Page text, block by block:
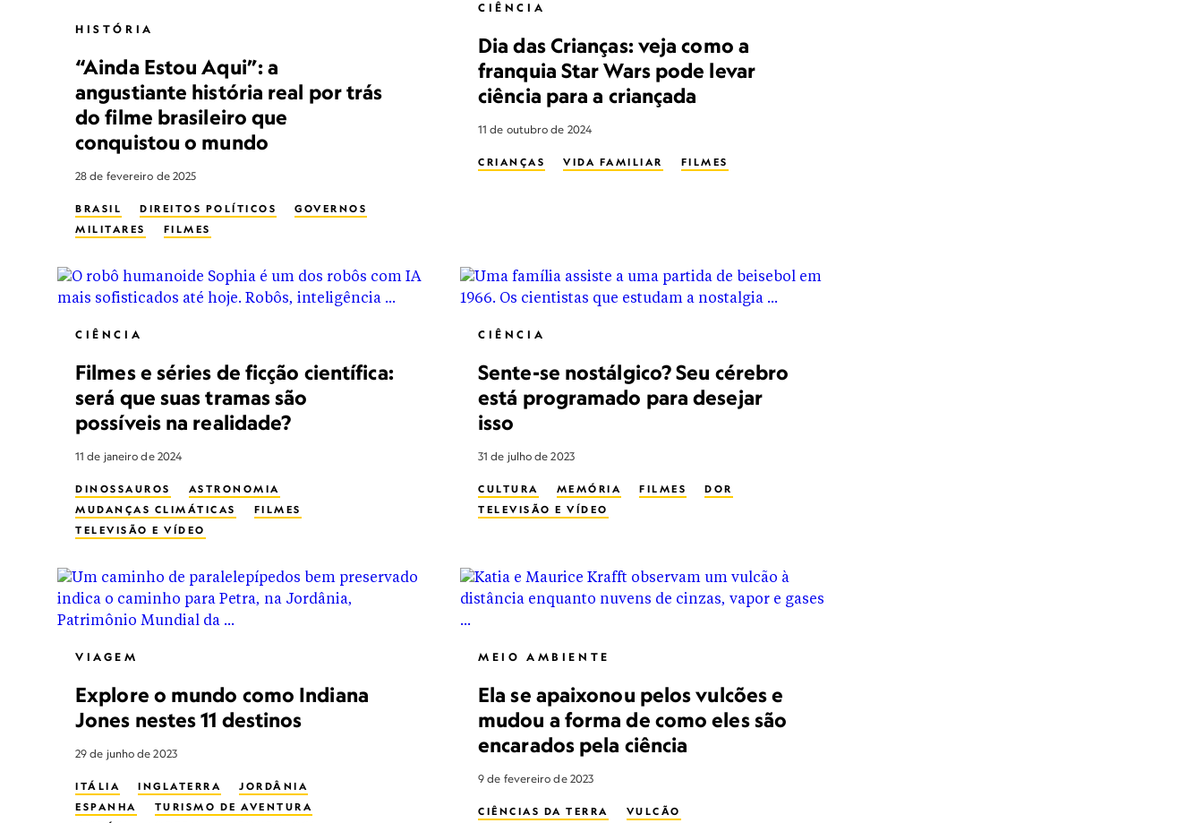
HISTÓRIA
“Ainda Estou Aqui”: a
angustiante história real por trás
do filme brasileiro que
conquistou o mundo
28 de fevereiro de 2025
BRASIL DIREITOS POLÍTICOS
GOVERNOS
MILITARES
FILMES
CIÊNCIA
Dia das Crianças: veja como a
franquia Star Wars pode levar
ciência para a criançada
11 de outubro de 2024
CRIANÇAS VIDA FAMILIAR FILMES
CIÊNCIA
Filmes e séries de ficção científica:
será que suas tramas são
possíveis na realidade?
11 de janeiro de 2024
DINOSSAUROS
ASTRONOMIA
MUDANÇAS CLIMÁTICAS
FILMES
TELEVISÃO E VÍDEO
CIÊNCIA
Sente-se nostálgico? Seu cérebro
está programado para desejar
isso
31 de julho de 2023
CULTURA MEMÓRIA FILMES
DOR
TELEVISÃO E VÍDEO
VIAGEM
Explore o mundo como Indiana
Jones nestes 11 destinos
29 de junho de 2023
ITÁLIA INGLATERRA
JORDÂNIA
ESPANHA
TURISMO DE AVENTURA
MEIO AMBIENTE
Ela se apaixonou pelos vulcões e
mudou a forma de como eles são
encarados pela ciência
9 de fevereiro de 2023
CIÊNCIAS DA TERRA
VULCÃO